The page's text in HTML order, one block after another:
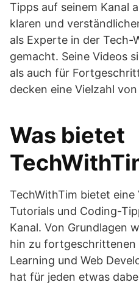
Tipps auf seinem Kanal
klaren und
als Experte in der Tech-
gemacht. Seine Videos
als auch für
decken eine Vielzahl
Was bietet
TechWithTim bietet eine
Tutorials und Coding-
Kanal. Von Grundlagen
hin zu fortgeschrittenen
Learning und Web
hat für jeden etwas